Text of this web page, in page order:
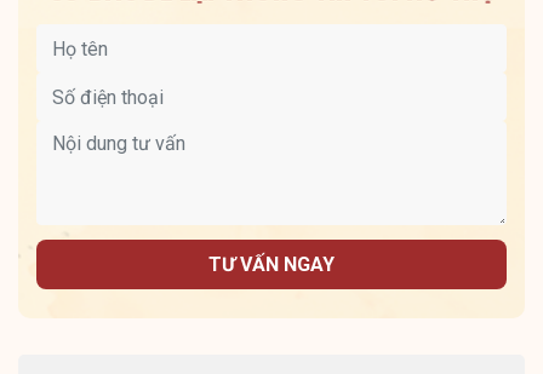
TƯ VẤN NGAY